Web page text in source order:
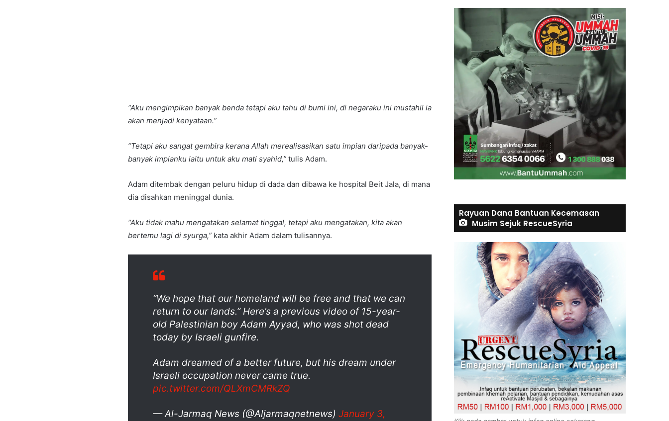
“Aku mengimpikan banyak benda tetapi aku tahu di bumi ini, di negaraku ini mustahil ia
akan menjadi kenyataan.”
“Tetapi aku sangat gembira kerana Allah merealisasikan satu impian daripada banyak-
banyak impianku iaitu untuk aku mati syahid,” tulis Adam.
Adam ditembak dengan peluru hidup di dada dan dibawa ke hospital Beit Jala, di mana
dia disahkan meninggal dunia.
“Aku tidak mahu mengatakan selamat tinggal, tetapi aku mengatakan, kita akan
bertemu lagi di syurga,” kata akhir Adam dalam tulisannya.
“We hope that our homeland will be free and that we can
return to our lands.” Here’s a previous video of 15-year-
old Palestinian boy Adam Ayyad, who was shot dead
today by Israeli gunfire.
Adam dreamed of a better future, but his dream under
Israeli occupation never came true.
pic.twitter.com/QLXmCMRkZQ
— Al-Jarmaq News (@Aljarmaqnetnews) January 3,
Rayuan Dana Bantuan Kecemasan
Musim Sejuk RescueSyria